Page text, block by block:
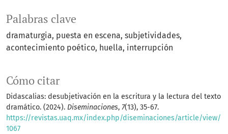
Palabras clave
dramaturgia puesta en escena subjetividades
acontecimiento poético huella interrupción
Cómo citar
Didascalias: desubjetivación en la escritura y la lectura del texto
dramático. (2024). Diseminaciones, 7(13), 35-67.
https://revistas.uaq.mx/index.php/diseminaciones/article/view/
1067